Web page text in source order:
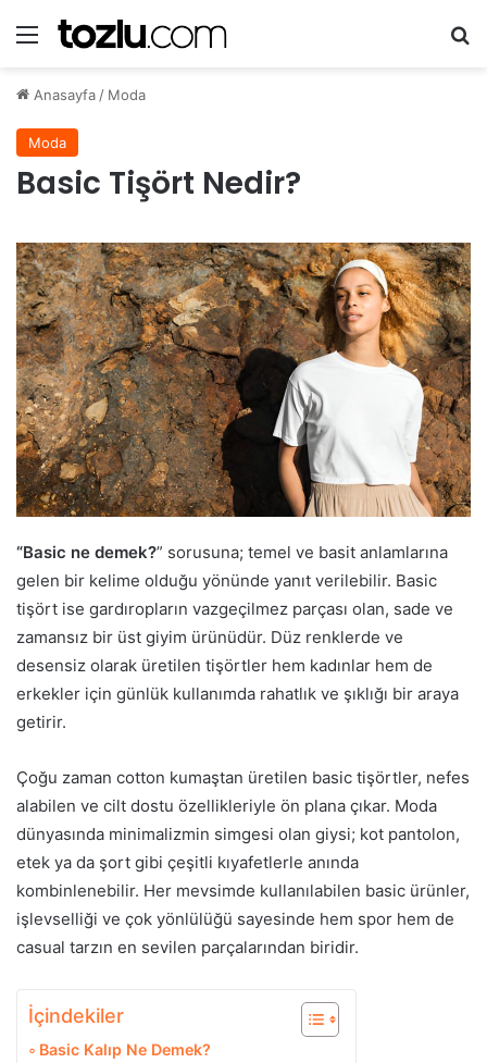
Menü
Anasayfa/ Moda
Moda
Basic Tişört Nedir?
“Basic ne demek?” sorusuna; temel ve basit anlamlarına
gelen bir kelime olduğu yönünde yanıt verilebilir. Basic
tişört ise gardıropların vazgeçilmez parçası olan, sade ve
zamansız bir üst giyim ürünüdür. Düz renklerde ve
desensiz olarak üretilen tişörtler hem kadınlar hem de
erkekler için günlük kullanımda rahatlık ve şıklığı bir araya
getirir.
Çoğu zaman cotton kumaştan üretilen basic tişörtler, nefes
alabilen ve cilt dostu özellikleriyle ön plana çıkar. Moda
dünyasında minimalizmin simgesi olan giysi; kot pantolon,
etek ya da şort gibi çeşitli kıyafetlerle anında
kombinlenebilir. Her mevsimde kullanılabilen basic ürünler,
işlevselliği ve çok yönlülüğü sayesinde hem spor hem de
casual tarzın en sevilen parçalarından biridir.
İçindekiler
Basic Kalıp Ne Demek?